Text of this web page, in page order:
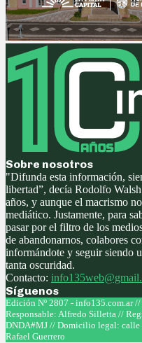
Sobre nosotros
"Difunda esta información,
libertad”, decía Rodolfo
años, y aunque el macrismo
mediático. Justamente, para
pasar por el filtro de los
de abandonarnos, colabores
informándote y seguir siendo
tanta oscuridad.
Contacto:
Síguenos
Facebook
Twitter
Instagram
Youtube
Edición Nº 2807 - info135.com.ar
Responsable: Alfredo Silletta //
DNDA#MJ // Domicilio legal: calle
Rafael Guerrero